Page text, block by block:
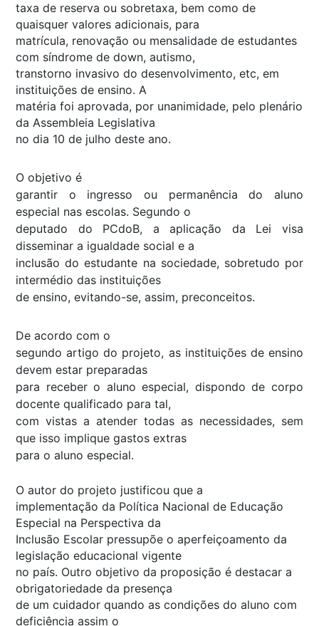
taxa de reserva ou sobretaxa, bem como de
quaisquer valores adicionais, para
matrícula, renovação ou mensalidade de estudantes
com síndrome de down, autismo,
transtorno invasivo do desenvolvimento, etc, em
instituições de ensino. A
matéria foi aprovada, por unanimidade, pelo plenário
da Assembleia Legislativa
no dia 10 de julho deste ano.
O objetivo é
garantir o ingresso ou permanência do aluno
especial nas escolas. Segundo o
deputado do PCdoB, a aplicação da Lei visa
disseminar a igualdade social e a
inclusão do estudante na sociedade, sobretudo por
intermédio das instituições
de ensino, evitando-se, assim, preconceitos.
De acordo com o
segundo artigo do projeto, as instituições de ensino
devem estar preparadas
para receber o aluno especial, dispondo de corpo
docente qualificado para tal,
com vistas a atender todas as necessidades, sem
que isso implique gastos extras
para o aluno especial.
O autor do projeto justificou que a
implementação da Política Nacional de Educação
Especial na Perspectiva da
Inclusão Escolar pressupõe o aperfeiçoamento da
legislação educacional vigente
no país. Outro objetivo da proposição é destacar a
obrigatoriedade da presença
de um cuidador quando as condições do aluno com
deficiência assim o